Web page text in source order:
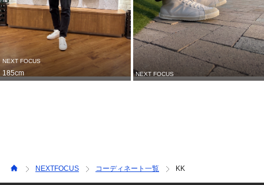
NEXT FOCUS
185cm NEXT FOCUS
NEXTFOCUS コーディネート一覧 KK